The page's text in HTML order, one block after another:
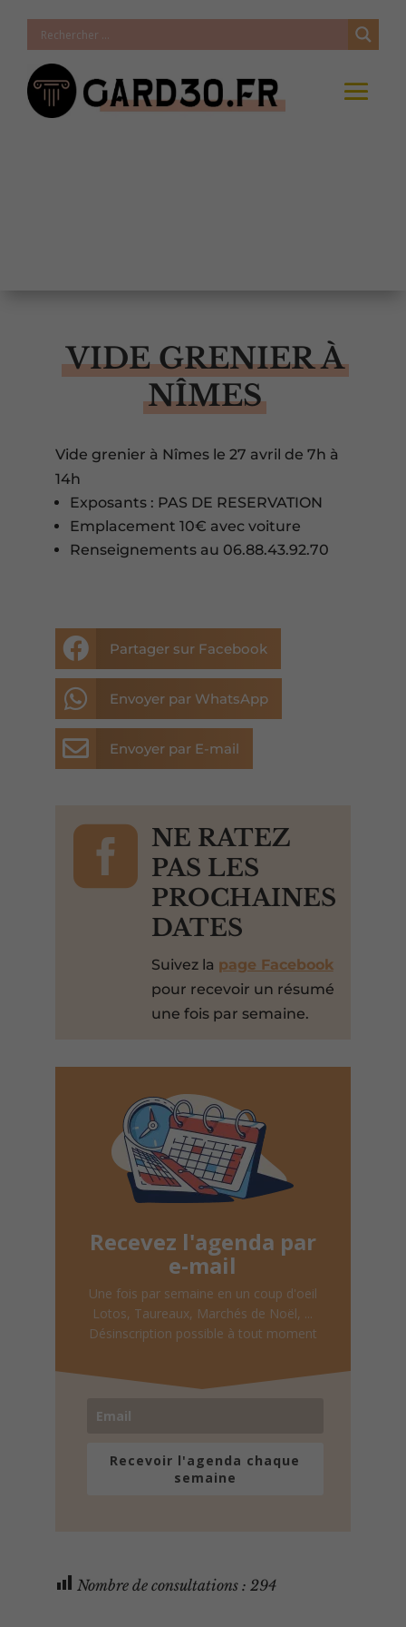
VIDE GRENIER À
NÎMES
Vide grenier à Nîmes le 27 avril de 7h à
14h
Exposants : PAS DE RESERVATION
Emplacement 10€ avec voiture
Renseignements au 06.88.43.92.70
 Partager sur Facebook
 Envoyer par WhatsApp
 Envoyer par E-mail

NE RATEZ
PAS LES
PROCHAINES
DATES
Suivez la page Facebook
pour recevoir un résumé
une fois par semaine.
Recevez l'agenda par
e-mail
Une fois par semaine en un coup d'oeil
Lotos, Taureaux, Marchés de Noël, ...
Désinscription possible à tout moment
Recevoir l'agenda chaque
semaine
Nombre de consultations : 294